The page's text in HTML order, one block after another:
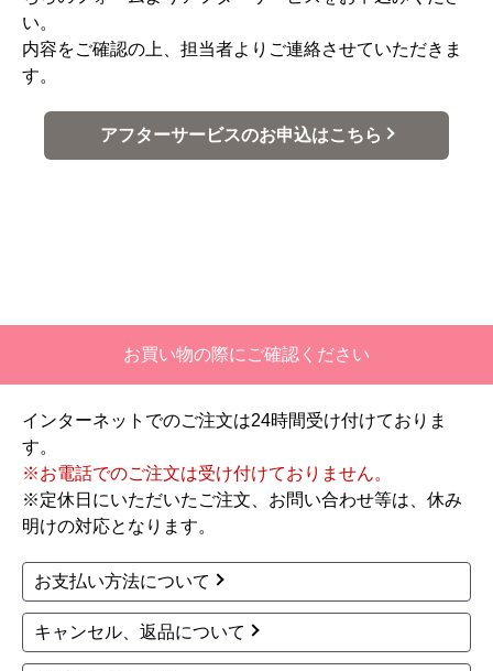
い。
内容をご確認の上、担当者よりご連絡させていただきま
す。
アフターサービスのお申込はこちら
お買い物の際にご確認ください
インターネットでのご注文は24時間受け付けておりま
す。
※お電話でのご注文は受け付けておりません。
※定休日にいただいたご注文、お問い合わせ等は、休み
明けの対応となります。
お支払い方法について
キャンセル、返品について